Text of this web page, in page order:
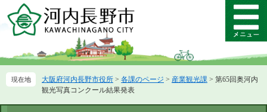
ー
先
ニ
を
て
メ
ニ
ー
大阪府河内長野市役所 > 各課のページ > 産業観光課 > 第65回奥河内
観光写真コンクール結果発表